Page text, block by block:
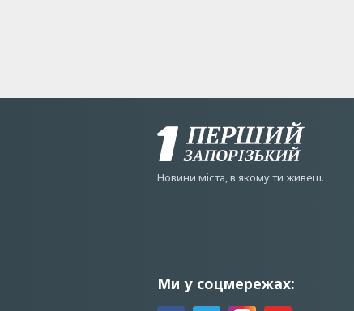
Новини мiста, в якому ти живеш.
Ми у соцмережах: